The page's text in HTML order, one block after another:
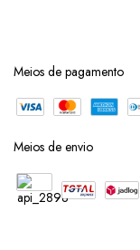
Meios de pagamento
Meios de envio